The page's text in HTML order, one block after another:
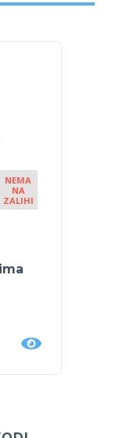
NEMA
NA
ZALIHI